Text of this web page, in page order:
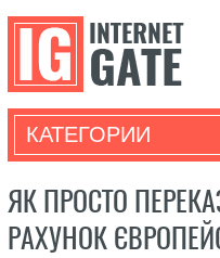
КАТЕГОРИИ
ЯК ПРОСТО
РАХУНОК